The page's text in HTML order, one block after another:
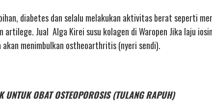
diabetes dan selalu melakukan aktivitas berat seperti
Jual Alga Kirei susu kolagen di Waropen Jika laju
menimbulkan ostheoarthritis (nyeri sendi).
OBAT OSTEOPOROSIS (TULANG RAPUH)